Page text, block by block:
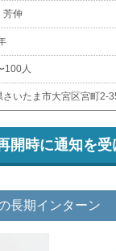
伸
100人
さいたま市大宮区宮町
開時に通知を受
長期インターン